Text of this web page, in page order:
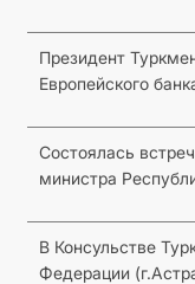
Президент
Европейского
Состоялась
министра
В Консульстве
Федерации